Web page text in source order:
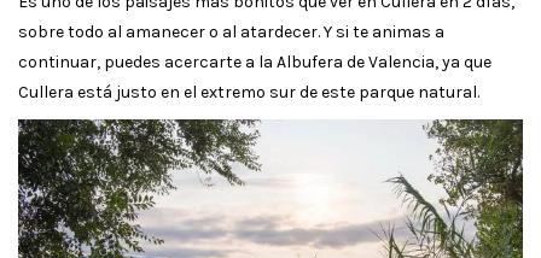
sobre todo al amanecer o al atardecer. Y si te animas a
continuar, puedes acercarte a la Albufera de Valencia, ya que
Cullera está justo en el extremo sur de este parque natural.